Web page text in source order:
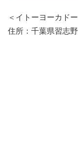
＜イトーヨーカド
住所：千葉県習志